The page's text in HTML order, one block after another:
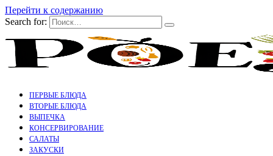
Перейти к содержанию
Search for:
ПЕРВЫЕ БЛЮДА
ВТОРЫЕ БЛЮДА
ВЫПЕЧКА
КОНСЕРВИРОВАНИЕ
САЛАТЫ
ЗАКУСКИ